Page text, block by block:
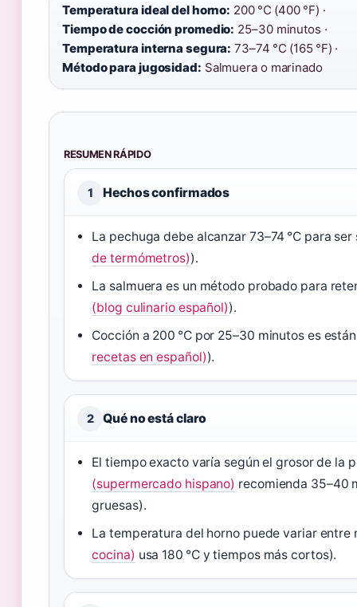
Temperatura ideal del horno: 200 °C (400 °F) ·
Tiempo de cocción promedio: 25–30 minutos ·
Temperatura interna segura: 73–74 °C (165 °F) ·
Método para jugosidad: Salmuera o marinado
RESUMEN RÁPIDO
1 Hechos confirmados
La pechuga debe alcanzar 73–74 °C para ser
de termómetros)).
La salmuera es un método probado para
(blog culinario español)).
Cocción a 200 °C por 25–30 minutos es
recetas en español)).
2 Qué no está claro
El tiempo exacto varía según el grosor de la
(supermercado hispano) recomienda 35–40
gruesas).
La temperatura del horno puede variar entre
cocina) usa 180 °C y tiempos más cortos).